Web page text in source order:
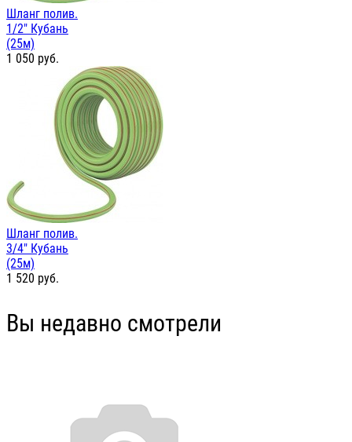
Шланг полив.
1/2" Кубань
(25м)
1 050 руб.
Шланг полив.
3/4" Кубань
(25м)
1 520 руб.
Вы недавно смотрели